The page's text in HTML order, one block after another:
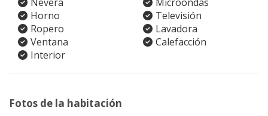
Horno
Televisión
Ropero
Lavadora
Ventana
Calefacción
Interior
Fotos de la habitación